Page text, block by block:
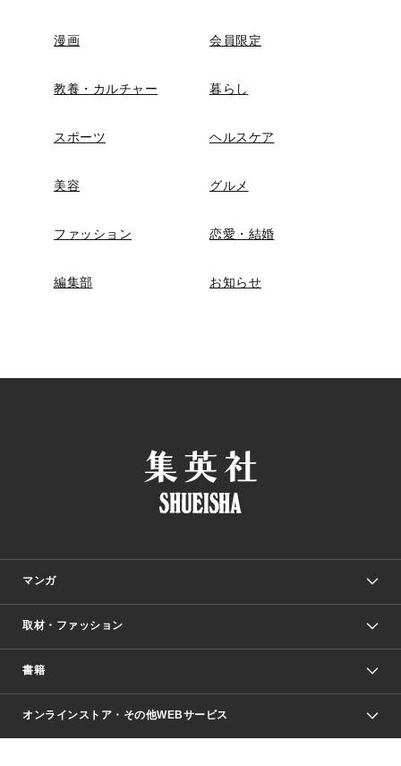
漫画 会員限定
教養・カルチャー 暮らし
スポーツ ヘルスケア
美容 グルメ
ファッション 恋愛・結婚
編集部 お知らせ
マンガ
少年マンガ
Vジャンプ
週刊ヤングジャンプ
少女マンガ
取材・ファッション
Seventeen
芸能・情報・スポーツ
書籍
文芸・文庫・総合
オンラインストア・その他WEBサービス